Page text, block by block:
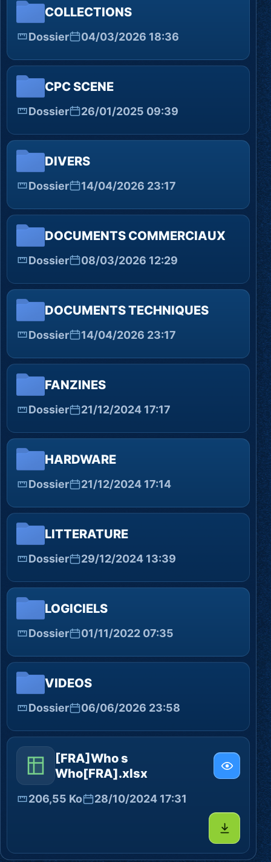
COLLECTIONS
Dossier 04/03/2026 18:36
CPC SCENE
Dossier 26/01/2025 09:39
DIVERS
Dossier 14/04/2026 23:17
DOCUMENTS COMMERCIAUX
Dossier 08/03/2026 12:29
DOCUMENTS TECHNIQUES
Dossier 14/04/2026 23:17
FANZINES
Dossier 21/12/2024 17:17
HARDWARE
Dossier 21/12/2024 17:14
LITTERATURE
Dossier 29/12/2024 13:39
LOGICIELS
Dossier 01/11/2022 07:35
VIDEOS
Dossier 06/06/2026 23:58
[FRA]Who s
Who[FRA].xlsx
206,55 Ko 28/10/2024 17:31